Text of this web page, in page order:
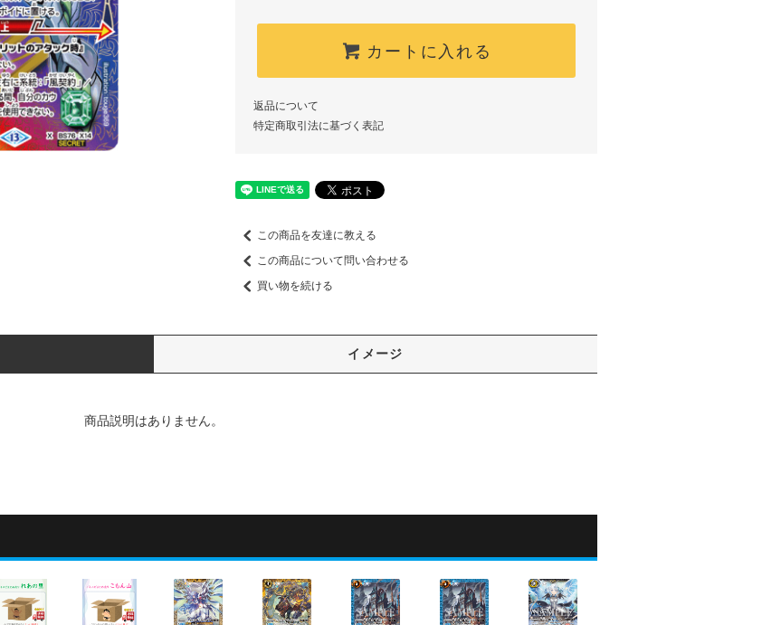
カートに入れる
返品について
特定商取引法に基づく表記
この商品を友達に教える
この商品について問い合わせる
買い物を続ける
イメージ
商品説明はありません。